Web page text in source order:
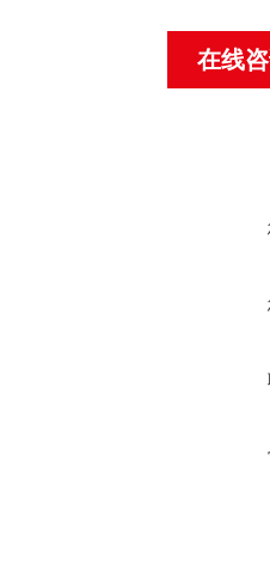
在线